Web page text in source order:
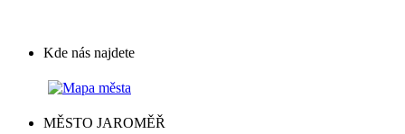
Kde nás najdete
MĚSTO JAROMĚŘ